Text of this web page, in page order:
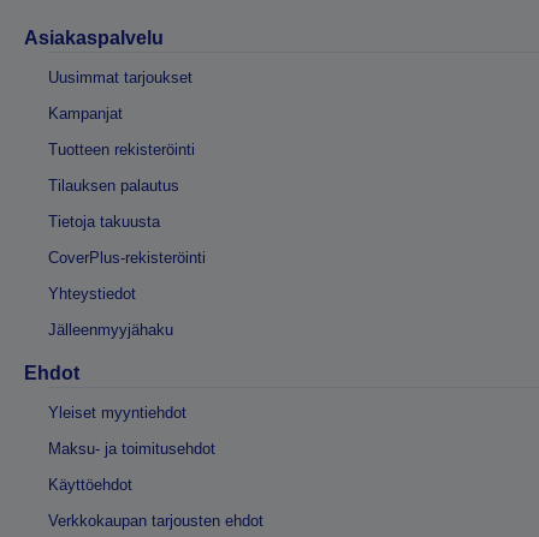
Asiakaspalvelu
Uusimmat tarjoukset
Kampanjat
Tuotteen rekisteröinti
Tilauksen palautus
Tietoja takuusta
CoverPlus-rekisteröinti
Yhteystiedot
Jälleenmyyjähaku
Ehdot
Yleiset myyntiehdot
Maksu- ja toimitusehdot
Käyttöehdot
Verkkokaupan tarjousten ehdot